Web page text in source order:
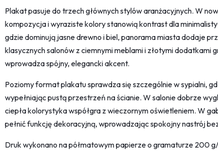
Plakat pasuje do trzech głównych stylów aranżacyjnych. W
kompozycja i wyraziste kolory stanowią kontrast dla
gdzie dominują jasne drewno i biel, panorama miasta dodaje
klasycznych salonów z ciemnymi meblami i złotymi dodatkami
wprowadza spójny, elegancki akcent.
Poziomy format plakatu sprawdza się szczególnie w sypialni,
wypełniając pustą przestrzeń na ścianie. W salonie dobrze
ciepła kolorystyka współgra z wieczornym oświetleniem. W
pełnić funkcję dekoracyjną, wprowadzając spokojny nastrój
Druk wykonano na półmatowym papierze o gramaturze 200